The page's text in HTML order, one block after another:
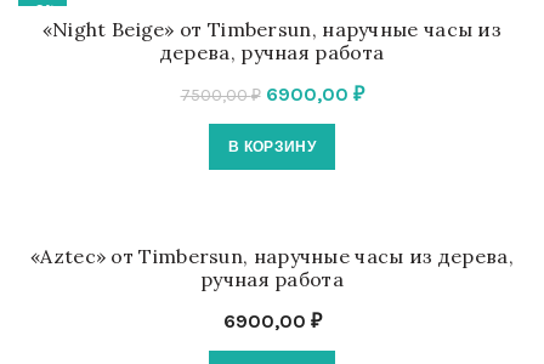
-8%
«Night Beige» от Timbersun, наручные часы из
дерева, ручная работа
7500,00₽ Первоначальная
цена
составляла
6900,00 ₽Текущая
В КОРЗИНУ
«Aztec» от Timbersun, наручные часы из дерева,
ручная работа
6900,00 ₽